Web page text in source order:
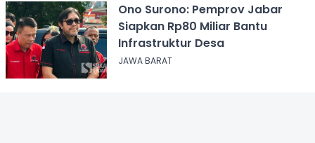
Ono Surono: Pemprov Jabar
Siapkan Rp80 Miliar Bantu
Infrastruktur Desa
JAWA BARAT